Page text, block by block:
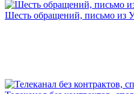
Шесть обращений, письмо из